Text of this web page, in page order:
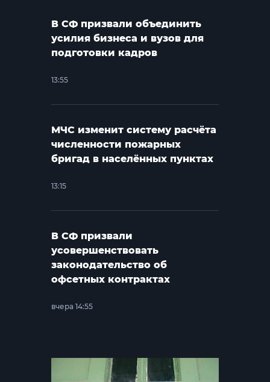
В СФ призвали объединить
усилия бизнеса и вузов для
подготовки кадров
13:55
МЧС изменит систему расчёта
численности пожарных
бригад в населённых пунктах
13:15
В СФ призвали
усовершенствовать
законодательство об
офсетных контрактах
вчера 14:55